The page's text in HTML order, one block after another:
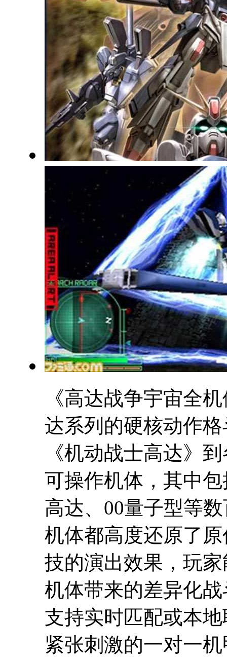
《高达战争宇宙全
达系列的硬核动作
《机动战士高达》
可操作机体，其中
高达、00量子型等
机体都高度还原了
技的演出效果，玩
机体带来的差异化
支持实时匹配或本
紧张刺激的一对一